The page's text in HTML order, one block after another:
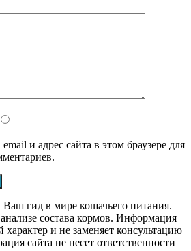
и адрес сайта в этом браузере для
гид в мире кошачьего питания.
состава кормов. Информация
и не заменяет консультацию
сайта не несет ответственности